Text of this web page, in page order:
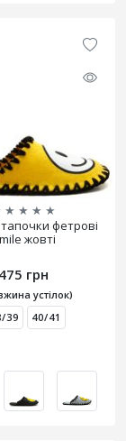
★ ★ ★ ★
тапочки фетрові
жовті
475 грн
устілок)
39
40/41